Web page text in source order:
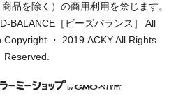
品を除く）の商用利用を禁じます。
BALANCE［ビーズバランス］ All
・ 2019 ACKY All Rights
Reserved.